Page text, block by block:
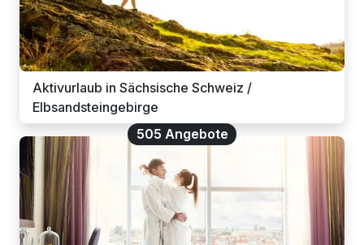
Aktivurlaub in Sächsische Schweiz /
Elbsandsteingebirge
505 Angebote